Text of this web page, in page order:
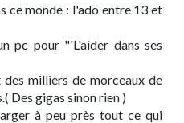
ce monde : l'ado entre 13 et
pc pour "'L'aider dans ses
milliers de morceaux de
Des gigas sinon rien )
à peu près tout ce qui